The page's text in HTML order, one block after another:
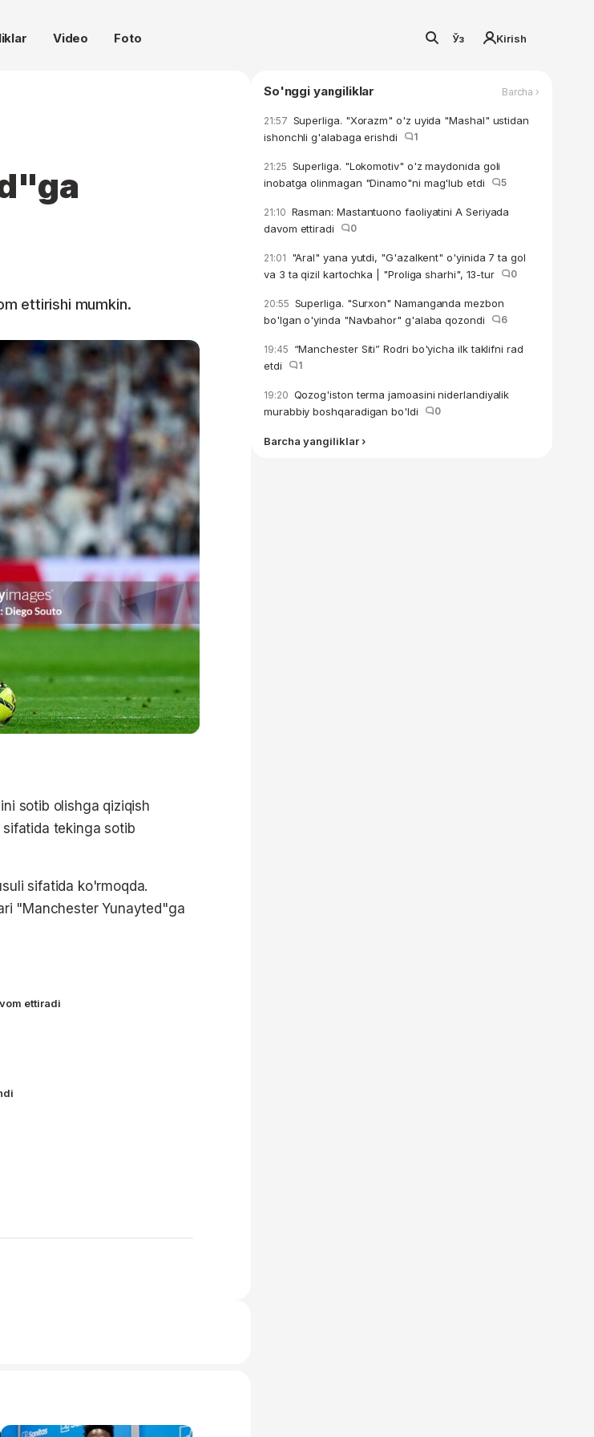
Video Foto Ўз Kirish
ettirishi mumkin.
sotib olishga qiziqish
tekinga sotib
sifatida ko'rmoqda.
"Manchester Yunayted"ga
ettiradi
So'nggi yangiliklar Barcha ›
21:57 Superliga. "Xorazm" o'z uyida "Mashal" ustidan
ishonchli g'alabaga erishdi
1
21:25 Superliga. "Lokomotiv" o'z maydonida goli
inobatga olinmagan "Dinamo"ni mag'lub etdi
5
21:10 Rasman: Mastantuono faoliyatini A Seriyada
davom ettiradi
0
21:01 "Aral" yana yutdi, "G'azalkent" o'yinida 7 ta gol
va 3 ta qizil kartochka | "Proliga sharhi", 13-tur
0
20:55 Superliga. "Surxon" Namanganda mezbon
bo'lgan o'yinda "Navbahor" g'alaba qozondi
6
19:45 “Manchester Siti” Rodri bo'yicha ilk taklifni rad
etdi
1
19:20 Qozog'iston terma jamoasini niderlandiyalik
murabbiy boshqaradigan bo'ldi
0
Barcha yangiliklar ›